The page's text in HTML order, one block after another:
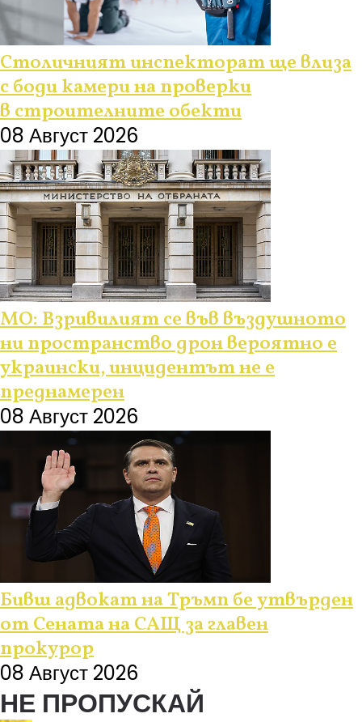
Столичният инспекторат ще влиза
с боди камери на проверки
в строителните обекти
08 Август 2026
МО: Взривилият се във въздушното
ни пространство дрон вероятно е
украински, инцидентът не е
преднамерен
08 Август 2026
Бивш адвокат на Тръмп бе утвърден
от Сената на САЩ за главен
прокурор
08 Август 2026
НЕ ПРОПУСКАЙ